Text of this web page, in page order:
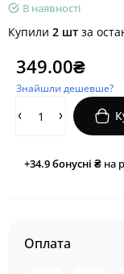
В наявності
Купили 2 шт за
349.00₴
Знайшли дешевше?
+34.9бонусні ₴ на
Оплата